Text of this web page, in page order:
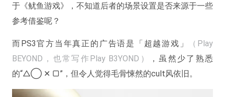
于《鱿鱼游戏》，不知道后者的场景设置是否来源于一些
参考借鉴呢？
而PS3官方当年真正的广告语是「超越游戏」
（Play
BEYOND，也常写作Play B3YOND）
，虽然少了熟悉
的“△◯ ✕ ▢”，但令人觉得毛骨悚然的cult风依旧。